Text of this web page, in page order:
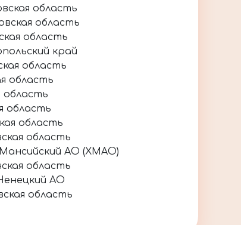
область
область
область
край
область
область
область
область
область
область
АО (ХМАО)
область
АО
область